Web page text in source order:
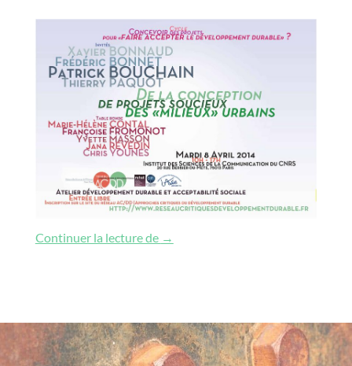
Continuer la lecture de De la conception de projets
→